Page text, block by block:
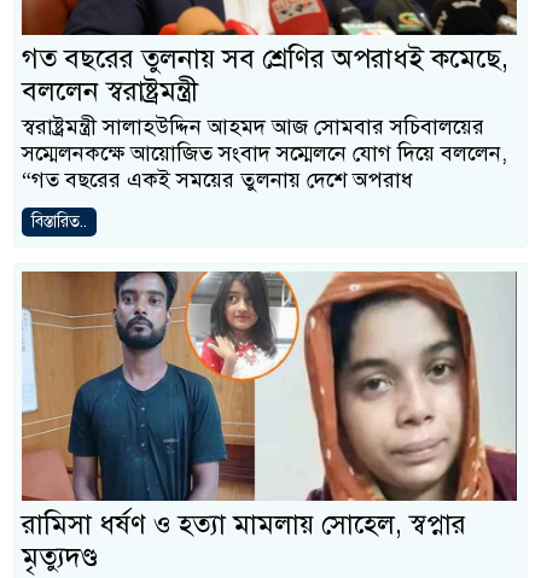
গত বছরের তুলনায় সব শ্রেণির অপরাধই কমেছে,
বললেন স্বরাষ্ট্রমন্ত্রী
স্বরাষ্ট্রমন্ত্রী সালাহউদ্দিন আহমদ আজ সোমবার সচিবালয়ের
সম্মেলনকক্ষে আয়োজিত সংবাদ সম্মেলনে যোগ দিয়ে বললেন,
“গত বছরের একই সময়ের তুলনায় দেশে অপরাধ
বিস্তারিত..
রামিসা ধর্ষণ ও হত্যা মামলায় সোহেল, স্বপ্নার
মৃত্যুদণ্ড